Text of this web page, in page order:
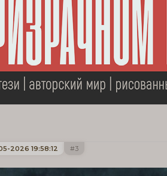
3
2026 19:58:12